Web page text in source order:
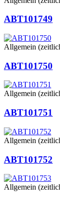
ABT101749
Allgemein
ABT101750
Allgemein
ABT101751
Allgemein
ABT101752
Allgemein